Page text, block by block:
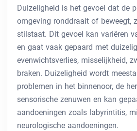
Duizeligheid is het gevoel dat de
omgeving ronddraait of beweegt,
stilstaat. Dit gevoel kan variëren
en gaat vaak gepaard met
evenwichtsverlies, misselijkheid,
braken. Duizeligheid wordt
problemen in het binnenoor, de
sensorische zenuwen en kan
aandoeningen zoals labyrintitis,
neurologische aandoeningen.